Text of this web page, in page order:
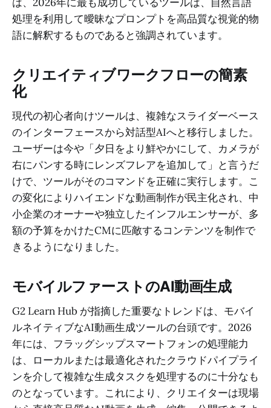
処理を利用して曖昧なプロンプトを高品質な視覚的物
語に解釈するものであると強調されています。
クリエイティブワークフローの簡素
化
現代の初心者向けツールは、複雑なスライダーベース
のインターフェースから対話型AIへと移行しました。
ユーザーは今や「夕日をより鮮やかにして、カメラが
右にパンする時にレンズフレアを追加して」と言うだ
けで、ツールがそのコマンドを正確に実行します。こ
の変化によりハイエンドな動画制作が民主化され、中
小企業のオーナーや独立したインフルエンサーが、多
額の予算をかけたCMに匹敵するコンテンツを制作で
きるようになりました。
モバイルファーストのAI動画生成
G2 Learn Hub が指摘した重要なトレンドは、モバイ
ルネイティブなAI動画生成ツールの台頭です。2026
年には、フラッグシップスマートフォンの処理能力
は、ローカルまたは最適化されたクラウドパイプライ
ンを介して複雑な生成タスクを処理するのに十分なも
のとなっています。これにより、クリエイターは現場